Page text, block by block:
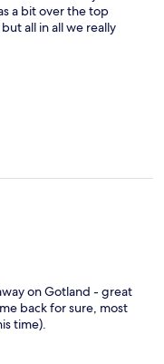
a bit over the top
all in all we really
on Gotland - great
back for sure, most
time).